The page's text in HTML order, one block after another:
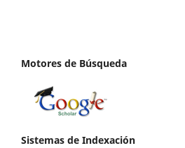
Motores de Búsqueda
Sistemas de Indexación